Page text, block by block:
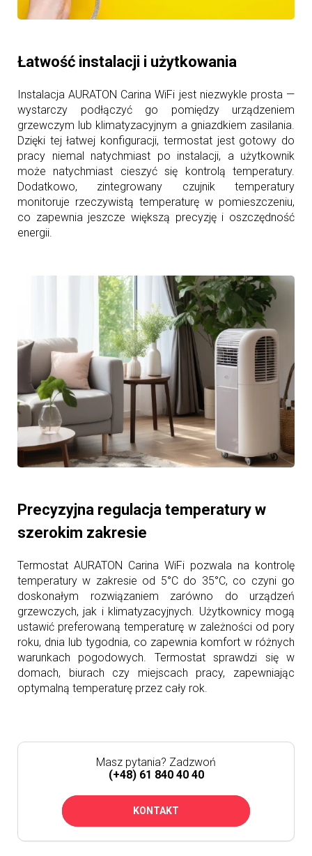
Łatwość instalacji i użytkowania
Instalacja AURATON Carina WiFi jest niezwykle prosta —
wystarczy podłączyć go pomiędzy urządzeniem
grzewczym lub klimatyzacyjnym a gniazdkiem zasilania.
Dzięki tej łatwej konfiguracji, termostat jest gotowy do
pracy niemal natychmiast po instalacji, a użytkownik
może natychmiast cieszyć się kontrolą temperatury.
Dodatkowo, zintegrowany czujnik temperatury
monitoruje rzeczywistą temperaturę w pomieszczeniu,
co zapewnia jeszcze większą precyzję i oszczędność
energii.
Precyzyjna regulacja temperatury w
szerokim zakresie
Termostat AURATON Carina WiFi pozwala na kontrolę
temperatury w zakresie od 5°C do 35°C, co czyni go
doskonałym rozwiązaniem zarówno do urządzeń
grzewczych, jak i klimatyzacyjnych. Użytkownicy mogą
ustawić preferowaną temperaturę w zależności od pory
roku, dnia lub tygodnia, co zapewnia komfort w różnych
warunkach pogodowych. Termostat sprawdzi się w
domach, biurach czy miejscach pracy, zapewniając
optymalną temperaturę przez cały rok.
Masz pytania? Zadzwoń
(+48) 61 840 40 40
KONTAKT